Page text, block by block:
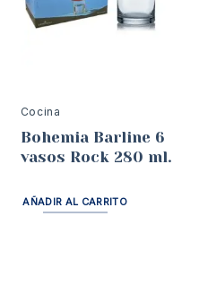
Cocina
Bohemia Barline 6
vasos Rock 280 ml.
AÑADIR AL CARRITO